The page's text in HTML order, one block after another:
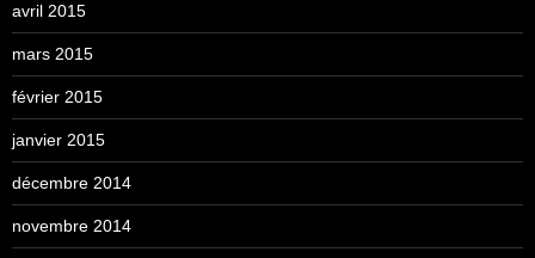
avril 2015
mars 2015
février 2015
janvier 2015
décembre 2014
novembre 2014